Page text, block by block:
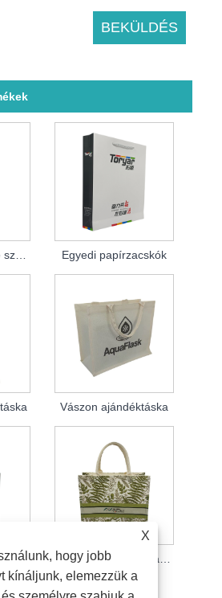
Egyedi papírzacskók
Vászon ajándéktáska
X
hogy jobb
kínáljunk, elemezzük a